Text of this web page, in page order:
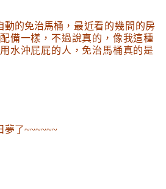
動的免治馬桶 ，最近看的幾間的房
備一樣 ，不過說真的 ，像我這種
水沖屁屁的人 ， 免治馬桶真的是
夢了~~~~~~